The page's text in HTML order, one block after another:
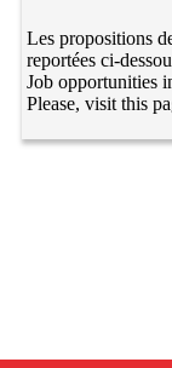
Les propositions
reportées ci-
Job opportunities
Please, visit this